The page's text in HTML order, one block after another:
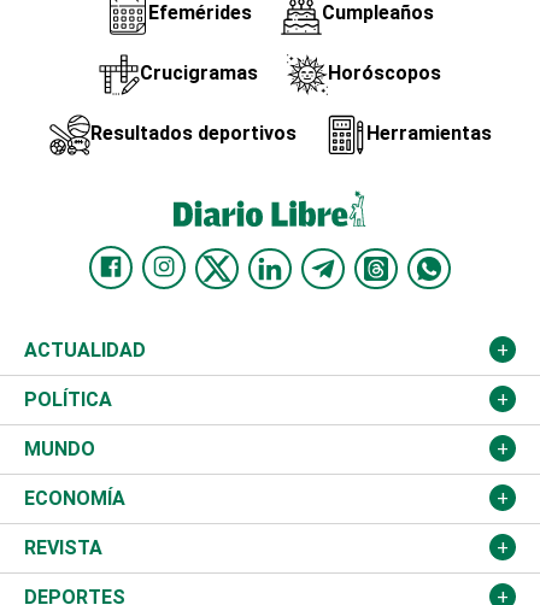
Efemérides Cumpleaños
Crucigramas Horóscopos
Resultados deportivos Herramientas
ACTUALIDAD
Nacional
Ciudad
Educación
Salud
Justicia
POLÍTICA
Partidos
JCE
TSE
Congreso Nacional
MUNDO
Estados Unidos
América Latina
Haití
ECONOMÍA
Finanzas
Turismo
REVISTA
Música
DEPORTES